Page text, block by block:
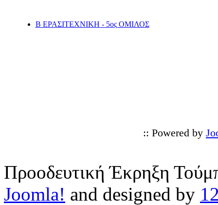
Β ΕΡΑΣΙΤΕΧΝΙΚΗ - 5ος ΟΜΙΛΟΣ
:: Powered by
Προοδευτική Έκρηξη
Joomla! and designed by